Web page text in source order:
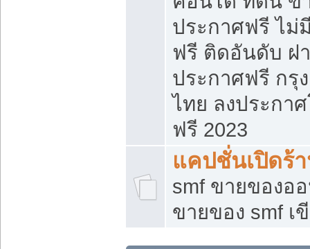
ประกาศฟรี ไม่
ฟรี ติดอันดับ ฝ
ประกาศฟรี กรุ
ไทย ลงประกา
ฟรี 2023
แคปชั่นเปิดร้
smf ขายของอ
ขายของ smf เ